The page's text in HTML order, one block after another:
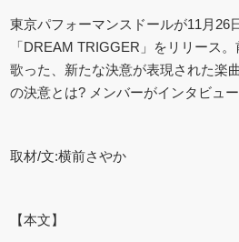
東京パフォーマンスドールが11月26
「DREAM TRIGGER」をリリース
歌った、新たな決意が表現された楽
の決意とは? メンバーがインタビュ
取材/文:横前さやか
【本文】